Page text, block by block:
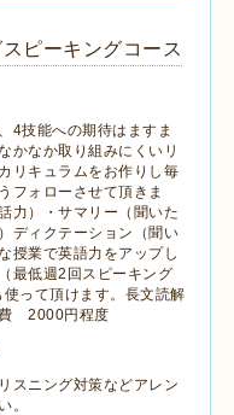
ピーキングコース
4技能への期待はますま
かなか取り組みにくいリ
リキュラムをお作りし毎
フォローさせて頂きま
力）・サマリー（聞いた
ディクテーション（聞い
授業で英語力をアップし
最低週2回スピーキング
って頂けます。長文読解
2000円程度
スニング対策などアレン
。